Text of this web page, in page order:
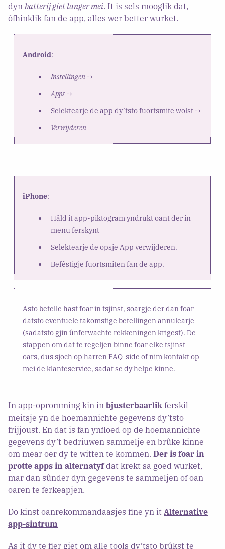
dyn batterij giet langer mei. It is sels mooglik dat,
ôfhinklik fan de app, alles wer better wurket.
Android:
Instellingen→
Apps→
Selektearje de app dy’tsto fuortsmite wolst →
Verwijderen
iPhone:
Hâld it app-piktogram yndrukt oant der in
menu ferskynt
Selektearje de opsje App verwijderen.
Befêstigje fuortsmiten fan de app.
Asto betelle hast foar in tsjinst, soargje der dan foar
datsto eventuele takomstige betellingen annulearje
(sadatsto gjin ûnferwachte rekkeningen krigest). De
stappen om dat te regeljen binne foar elke tsjinst
oars, dus sjoch op harren FAQ-side of nim kontakt op
mei de klanteservice, sadat se dy helpe kinne.
In app-opromming kin in bjusterbaarlik ferskil
meitsje yn de hoemannichte gegevens dy’tsto
frijjoust. En dat is fan ynfloed op de hoemannichte
gegevens dy’t bedriuwen sammelje en brûke kinne
om mear oer dy te witten te kommen. Der is foar in
protte apps in alternatyfdat krekt sa goed wurket,
mar dan sûnder dyn gegevens te sammeljen of oan
oaren te ferkeapjen.
Do kinst oanrekommandaasjes fine yn it Alternative
app-sintrum
As it dy te fier giet om alle tools dy’tsto brûkst te